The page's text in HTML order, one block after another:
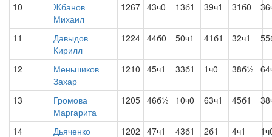
10
Жбанов
Михаил
1267 43ч0 13б1 39ч1 31б0
11
Давыдов
Кирилл
1224 44б0 50ч1 41б1 32ч1
12
Меньшиков
Захар
1210 45ч1 33б1 1ч0 38б½
13
Громова
Маргарита
1205 46б½ 10ч0 63ч1 45б1
14
Дьяченко
1202 47ч1 43б1 2б1 4ч1